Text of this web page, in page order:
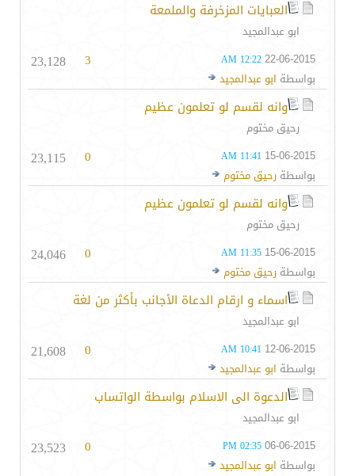
العبايات المزخرفة والملمعة
ابو عبدالمجيد
22-06-2015
12:22 AM
بواسطة ابو عبدالمجيد
3
23,128
وانه لقسم لو تعلمون عظيم
رحيق مختوم
15-06-2015
11:41 AM
بواسطة رحيق مختوم
0
23,115
وانه لقسم لو تعلمون عظيم
رحيق مختوم
15-06-2015
11:35 AM
بواسطة رحيق مختوم
0
24,046
اسماء و ارقام الدعاة الأجانب بأكثر من لغة
ابو عبدالمجيد
12-06-2015
10:41 AM
بواسطة ابو عبدالمجيد
0
21,608
الدعوة الى الاسلام بواسطة الواتساب
ابو عبدالمجيد
06-06-2015
02:35 PM
بواسطة ابو عبدالمجيد
0
23,523